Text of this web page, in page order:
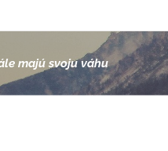
majú svoju váhu